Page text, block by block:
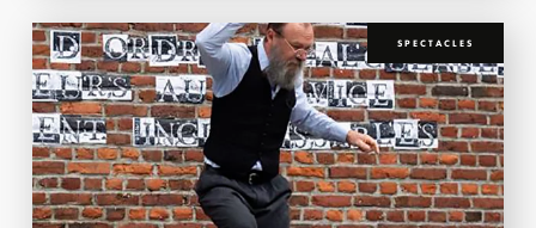
SPECTACLES